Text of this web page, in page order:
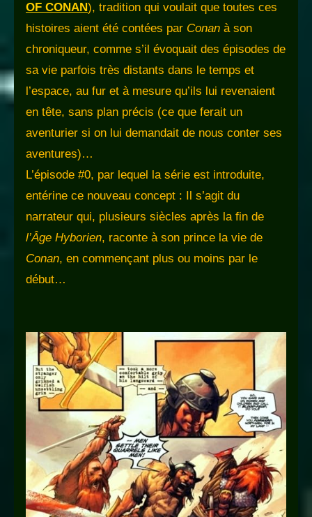
OF CONAN), tradition qui voulait que toutes ces
histoires aient été contées par Conan à son
chroniqueur, comme s’il évoquait des épisodes de
sa vie parfois très distants dans le temps et
l’espace, au fur et à mesure qu’ils lui revenaient
en tête, sans plan précis (ce que ferait un
aventurier si on lui demandait de nous conter ses
aventures)…
L’épisode #0, par lequel la série est introduite,
entérine ce nouveau concept : Il s’agit du
narrateur qui, plusieurs siècles après la fin de
l’Âge Hyborien, raconte à son prince la vie de
Conan, en commençant plus ou moins par le
début…